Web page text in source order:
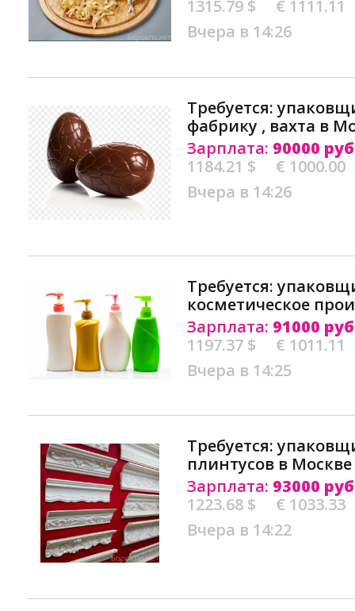
1315.79 $
€ 1111.11
Вчера в 14:26
Требуется:
фабрику , вахта в
Зарплата: 90000
1184.21 $
€ 1000.00
Вчера в 14:26
Требуется:
косметическое
Зарплата: 91000
1197.37 $
€ 1011.11
Вчера в 14:25
Требуется:
плинтусов в Москве
Зарплата: 93000
1223.68 $
€ 1033.33
Вчера в 14:22